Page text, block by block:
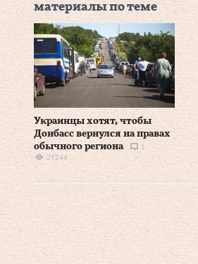
материалы по теме
Украинцы хотят, чтобы
Донбасс вернулся на правах
обычного региона
1
27244